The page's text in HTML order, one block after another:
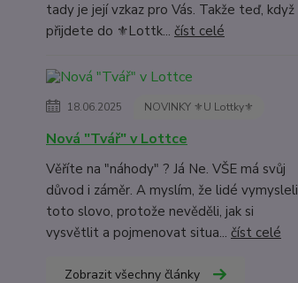
tady je její vzkaz pro Vás. Takže teď, když
přijdete do ⚜️Lottk... číst celé
18.06.2025 NOVINKY ⚜️U Lottky⚜️
Nová "Tvář" v Lottce
Věříte na "náhody" ? Já Ne. VŠE má svůj
důvod i záměr. A myslím, že lidé vymysleli
toto slovo, protože nevěděli, jak si
vysvětlit a pojmenovat situa... číst celé
Zobrazit všechny články